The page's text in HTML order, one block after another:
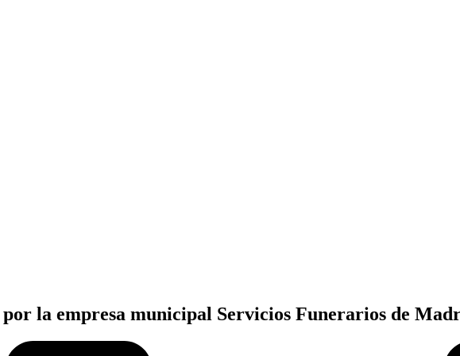
la empresa municipal Servicios Funerarios de